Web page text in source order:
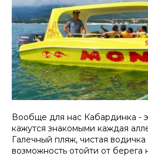
Вообще для нас Кабардинка -
кажутся знакомыми каждая
Галечный пляж, чистая
возможность отойти от берега